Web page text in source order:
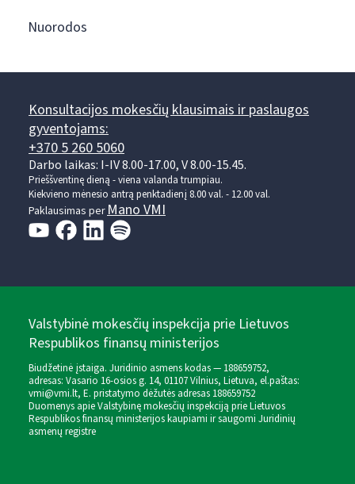
Nuorodos
Konsultacijos mokesčių klausimais ir paslaugos
gyventojams:
+370 5 260 5060
Darbo laikas: I-IV 8.00-17.00, V 8.00-15.45.
Prieššventinę dieną - viena valanda trumpiau.
Kiekvieno mėnesio antrą penktadienį 8.00 val. - 12.00 val.
Paklausimas perMano VMI
Valstybinė mokesčių inspekcija prie Lietuvos
Respublikos finansų ministerijos
Biudžetinė įstaiga. Juridinio asmens kodas — 188659752,
adresas: Vasario 16-osios g. 14, 01107 Vilnius, Lietuva, el.paštas:
vmi@vmi.lt, E. pristatymo dėžutės adresas 188659752
Duomenys apie Valstybinę mokesčių inspekciją prie Lietuvos
Respublikos finansų ministerijos kaupiami ir saugomi Juridinių
asmenų registre